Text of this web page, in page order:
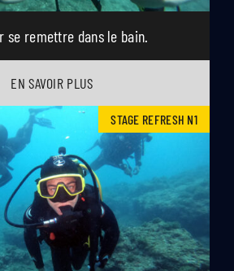
se remettre dans le bain.
EN SAVOIR PLUS
STAGE REFRESH N1